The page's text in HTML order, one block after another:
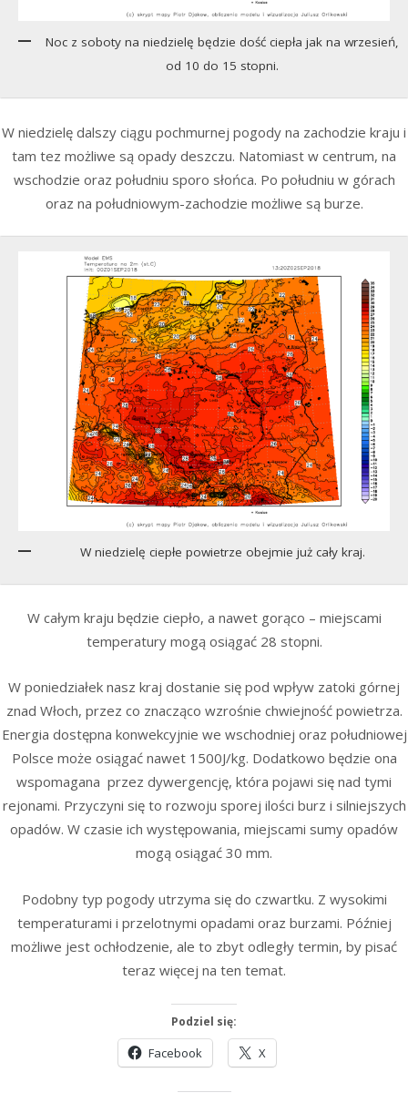
Noc z soboty na niedzielę będzie dość ciepła jak na wrzesień,
od 10 do 15 stopni.
W niedzielę dalszy ciągu pochmurnej pogody na zachodzie kraju i
tam tez możliwe są opady deszczu. Natomiast w centrum, na
wschodzie oraz południu sporo słońca. Po południu w górach
oraz na południowym-zachodzie możliwe są burze.
W niedzielę ciepłe powietrze obejmie już cały kraj.
W całym kraju będzie ciepło, a nawet gorąco – miejscami
temperatury mogą osiągać 28 stopni.
W poniedziałek nasz kraj dostanie się pod wpływ zatoki górnej
znad Włoch, przez co znacząco wzrośnie chwiejność powietrza.
Energia dostępna konwekcyjnie we wschodniej oraz południowej
Polsce może osiągać nawet 1500J/kg. Dodatkowo będzie ona
wspomagana przez dywergencję, która pojawi się nad tymi
rejonami. Przyczyni się to rozwoju sporej ilości burz i silniejszych
opadów. W czasie ich występowania, miejscami sumy opadów
mogą osiągać 30 mm.
Podobny typ pogody utrzyma się do czwartku. Z wysokimi
temperaturami i przelotnymi opadami oraz burzami. Później
możliwe jest ochłodzenie, ale to zbyt odległy termin, by pisać
teraz więcej na ten temat.
Podziel się:
Facebook X